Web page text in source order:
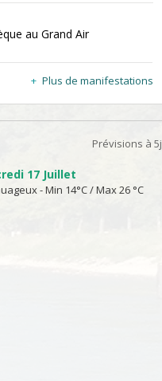
au Grand Air
Plus de manifestations
Prévisions à 5j
17 Juillet
- Min 14°C / Max 26 °C